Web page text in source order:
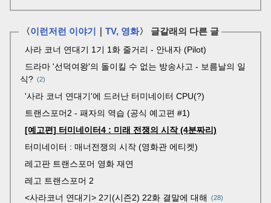
〈이런저런 이야기 TV, 영화〉 글갈래의 다른 글
사라 코너 연대기 1기 1화 줄거리 - 안내자 (Pilot)
드라마 '선덕여왕'의 돌이킬 수 없는 방송사고 - 보름날의 일
식?
2
'사라 코너 연대기'에 드러난 터미네이터 CPU(?)
트랜스포머2 - 패자의 역습 (공식 예고편 #1)
[예고편] 터미네이터4 : 미래 전쟁의 시작 (4분짜리)
터미네이터 : 매너전쟁의 시작 (영화관 에티켓)
레고판 트랜스포머 영화 재연
레고 트랜스포머 2
<사라코너 연대기> 2기(시즌2) 22화 결말에 대해
28